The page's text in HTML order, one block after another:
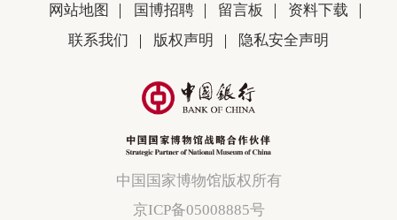
网站地图 国博招聘 留言板
资料下载
联系我们
版权声明 隐私安全声明
中国国家博物馆版权所有
京ICP备05008885号